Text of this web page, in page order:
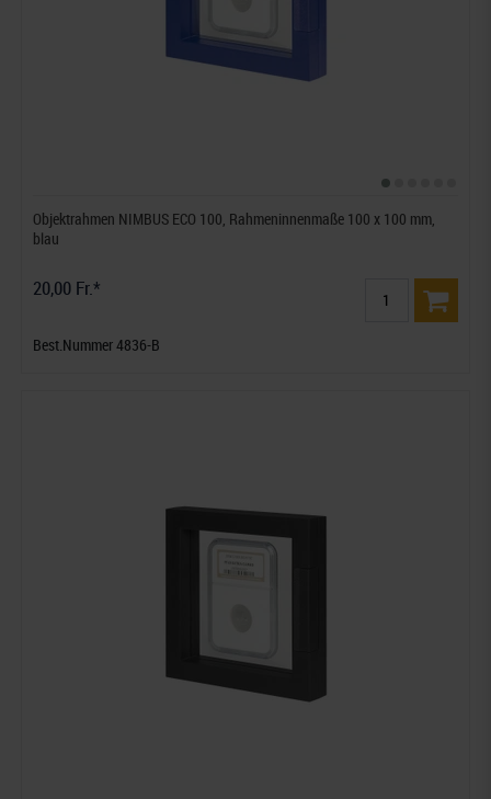
Objektrahmen NIMBUS ECO 100, Rahmeninnenmaße 100 x 100 mm,
blau
20,00 Fr.*
Best.Nummer 4836-B